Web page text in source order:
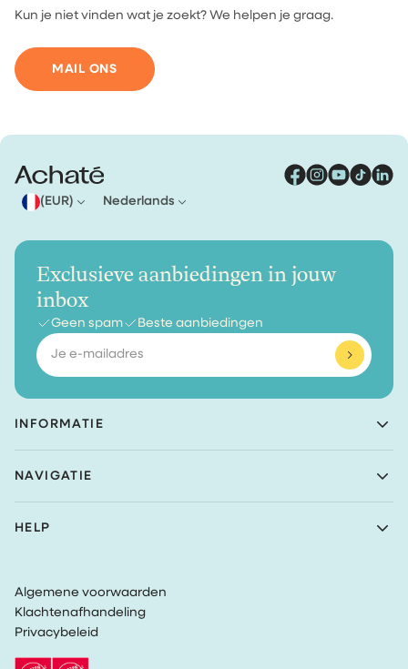
Kun je niet vinden wat je zoekt? We helpen je graag.
MAIL ONS
(EUR) Nederlands
INFORMATIE
Nieuwe Prinsenkade 3
4811VC Breda
The Netherlands
VAT: NL862726335B01
NAVIGATIE
Bundels
Wordt Ambassadeur
HELP
Privacy
Algemene Voorwaarden
Volg mijn bestelling
Exclusieve aanbiedingen in jouw
inbox
Geen spam Beste aanbiedingen
E-
mailadres
Algemene voorwaarden
Klachtenafhandeling
Privacybeleid